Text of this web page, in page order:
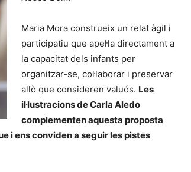
Maria Mora construeix un relat àgil i
participatiu que apel·la directament a
la capacitat dels infants per
organitzar-se, col·laborar i preservar
allò que consideren valuós. Les
il·lustracions de Carla Aledo
complementen aquesta proposta
i ens conviden a seguir les pistes